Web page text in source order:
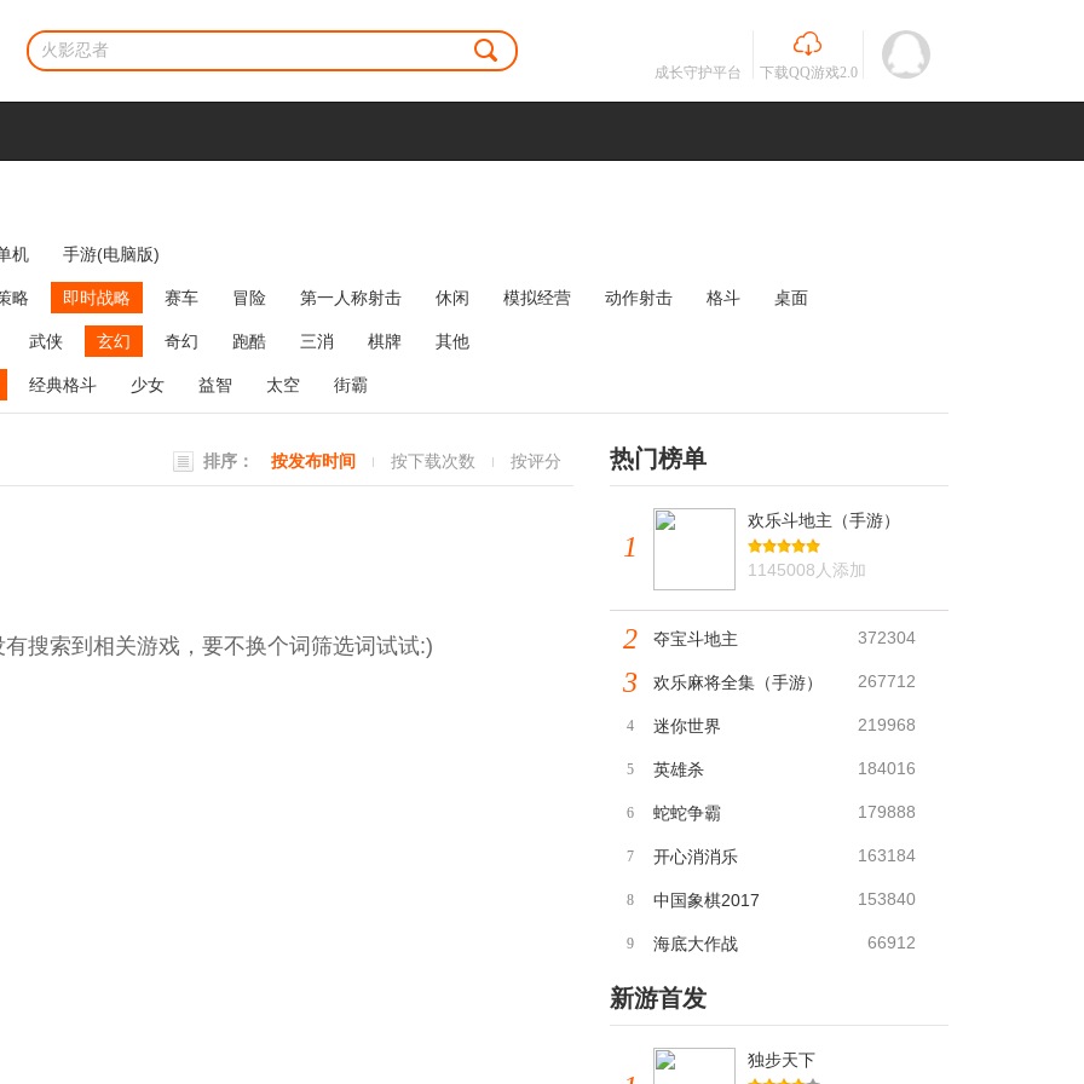
成长守护平台 下载QQ游戏2.0
机 手游(电脑版)
略 即时战略 赛车 冒险 第一人称射击 休闲 模拟经营 动作射击 格斗
桌面
牌类
麻将 网络游戏 弹幕射击 策略塔防
武侠 玄幻 奇幻 跑酷 三消 棋牌 其他
经典格斗 少女 益智 太空 街霸
排序： 按发布时间 按下载次数 按评分
搜索到相关游戏，要不换个词筛选词试试:)
热门榜单
1
欢乐斗地主（手游）
1145008人添加
2 夺宝斗地主 372304
3 欢乐麻将全集（手游） 267712
4 迷你世界 219968
5 英雄杀 184016
6 蛇蛇争霸 179888
7 开心消消乐 163184
8 中国象棋2017 153840
9 海底大作战 66912
新游首发
独步天下